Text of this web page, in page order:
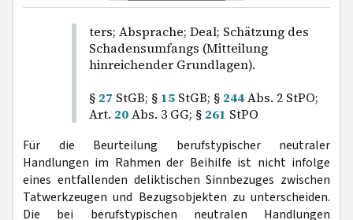
ters; Absprache; Deal; Schätzung des
Schadensumfangs (Mitteilung
hinreichender Grundlagen).
§ 27 StGB; § 15 StGB; § 244Abs. 2 StPO;
Art. 20Abs. 3 GG; § 261 StPO
Für die Beurteilung berufstypischer neutraler
Handlungen im Rahmen der Beihilfe ist nicht infolge
eines entfallenden deliktischen Sinnbezuges zwischen
Tatwerkzeugen und Bezugsobjekten zu unterscheiden.
Die bei berufstypischen neutralen Handlungen